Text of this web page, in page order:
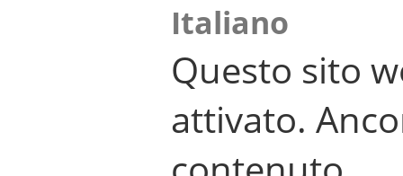
Italiano
Questo sito
attivato.